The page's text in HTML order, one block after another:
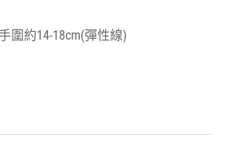
圍約14-18cm(彈性線)